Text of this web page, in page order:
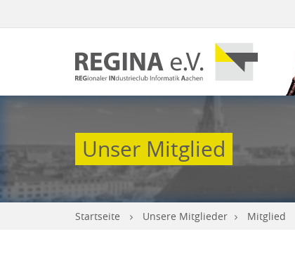
Unser Mitglied
Startseite Unsere Mitglieder Mitglied